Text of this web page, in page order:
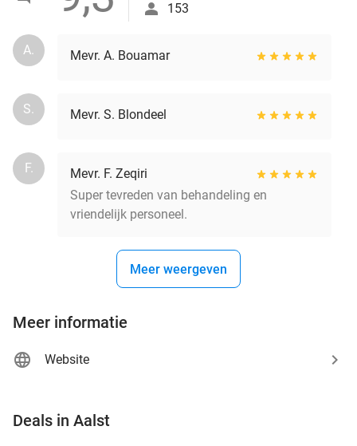
153
A. Mevr. A. Bouamar
S. Mevr. S. Blondeel
F.
Mevr. F. Zeqiri
Super tevreden van behandeling en
vriendelijk personeel.
Meer weergeven
Meer informatie
Website
Deals in Aalst